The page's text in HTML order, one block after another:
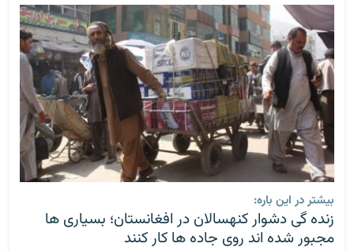
بیشتر در این باره:
زنده گی دشوار کنهسالان در افغانستان؛ بسیاری ها
مجبور شده اند روی جاده ها کار کنند